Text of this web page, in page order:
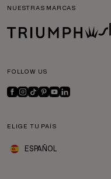
NUESTRAS MARCAS
FOLLOW US
ELIGE TU PAÍS
ESPAÑOL